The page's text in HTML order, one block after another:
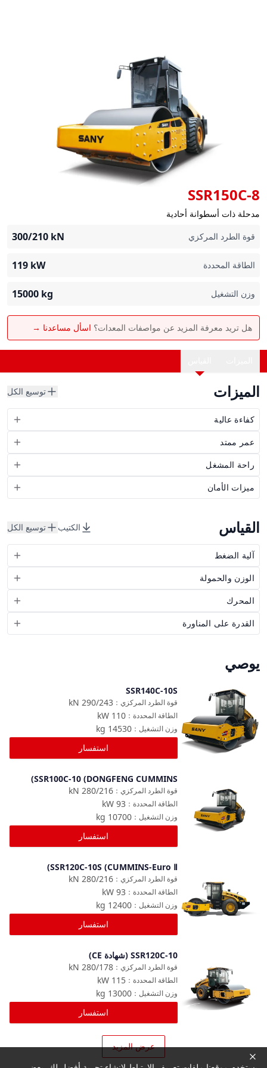
SSR150C-8
مدحلة ذات أسطوانة أحادية
قوة الطرد المركزي
300/210 kN
الطاقة المحددة 119 kW
وزن التشغيل 15000 kg
هل تريد معرفة المزيد عن مواصفات المعدات؟ اسأل مساعدنا →
الميزات توسيع الكل
كفاءة عالية
عمر ممتد
راحة المشغل
ميزات الأمان
القياس الكتيب توسيع الكل
آلية الضغط
الوزن والحمولة
المحرك
القدرة على المناورة
يوصي
مقارنة
SSR140C-10S
290/243
kN قوة الطرد المركزي ：
110
kW الطاقة المحددة ：
14530
kg وزن التشغيل ：
استفسار
SSR100C-10 (DONGFENG CUMMINS)
280/216
kN قوة الطرد المركزي ：
93
kW الطاقة المحددة ：
10700
kg وزن التشغيل ：
استفسار
SSR120C-10S (CUMMINS-Euro Ⅱ)
280/216
kN قوة الطرد المركزي ：
93
kW الطاقة المحددة ：
12400
kg وزن التشغيل ：
استفسار
SSR120C-10 (شهادة CE)
280/178
kN قوة الطرد المركزي ：
115
kW الطاقة المحددة ：
13000
kg وزن التشغيل ：
استفسار
عرض المزيد